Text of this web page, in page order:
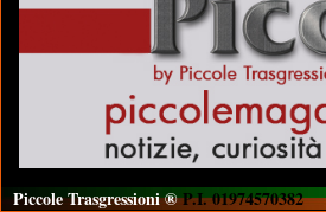
Piccole Trasgressioni ®P.I. 01974570382